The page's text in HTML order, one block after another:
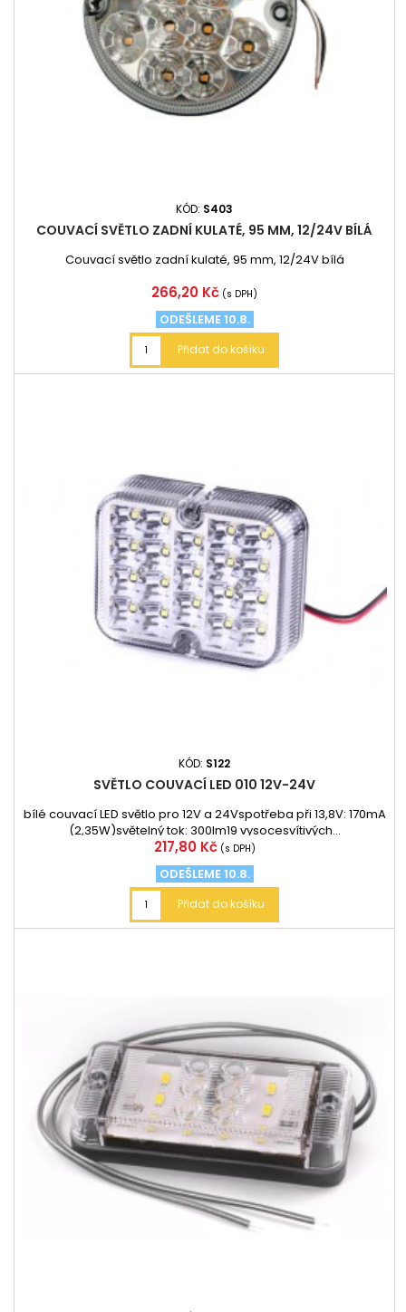
KÓD: S403
COUVACÍ SVĚTLO ZADNÍ KULATÉ, 95 MM, 12/24V BÍLÁ
Couvací světlo zadní kulaté, 95 mm, 12/24V bílá
Cena
266,20 Kč (s DPH)
ODEŠLEME 10.8.
Přidat do košíku
KÓD: S122
SVĚTLO COUVACÍ LED 010 12V-24V
bílé couvací LED světlo pro 12V a 24Vspotřeba při 13,8V: 170mA
(2,35W)světelný tok: 300lm19 vysocesvítivých...
Cena
217,80 Kč (s DPH)
ODEŠLEME 10.8.
Přidat do košíku